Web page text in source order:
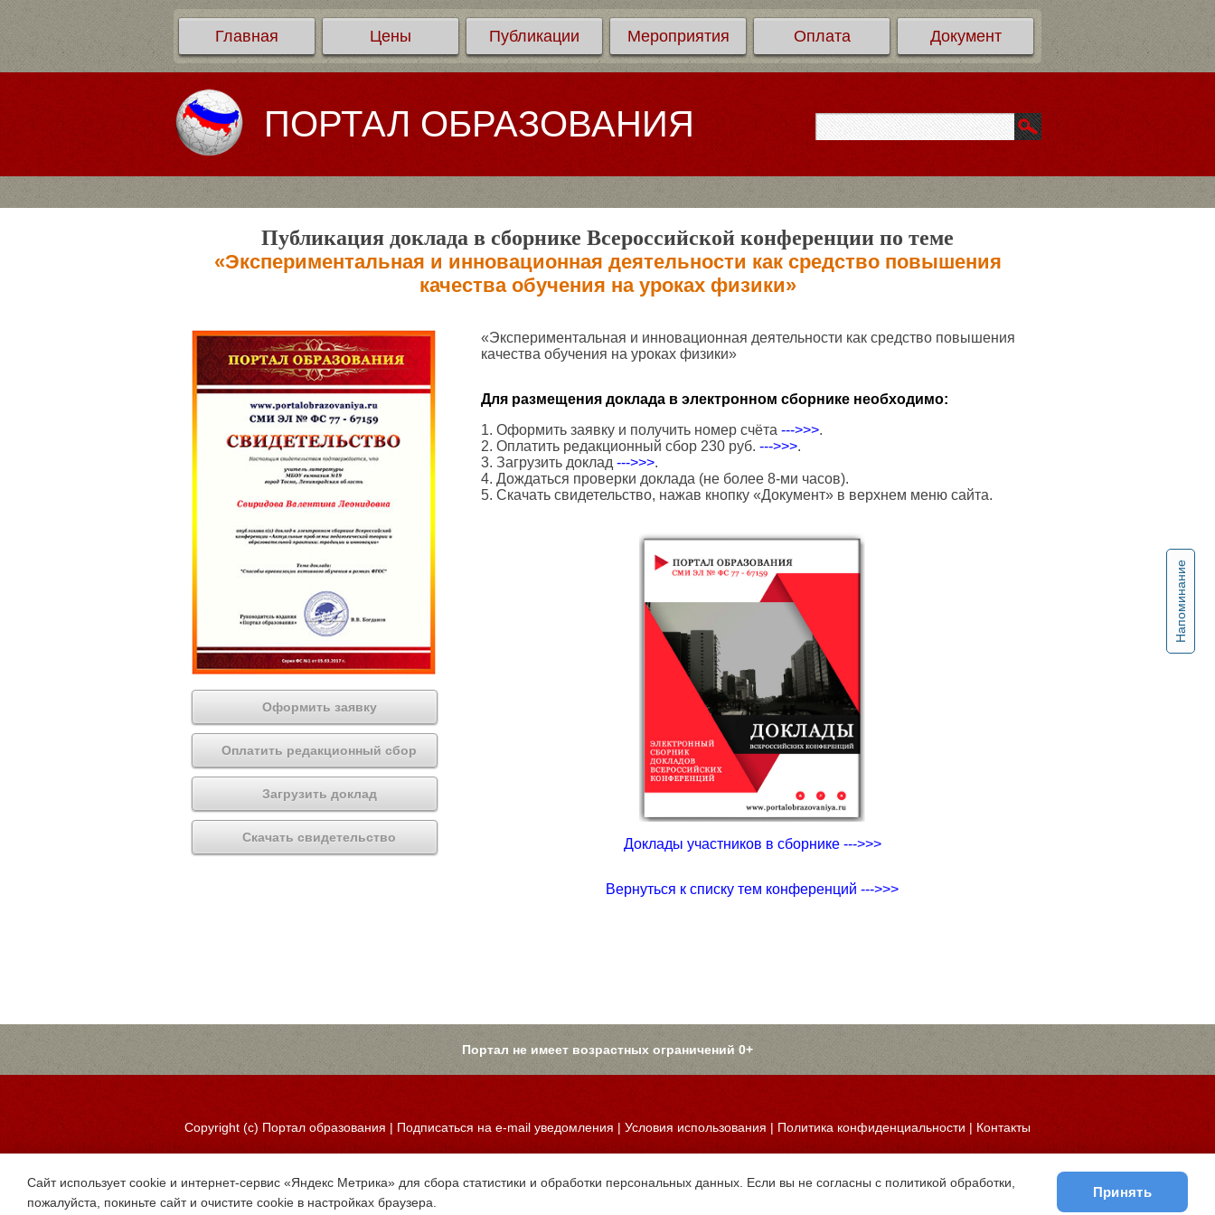
Главная Цены Публикации Мероприятия Оплата Документ
ПОРТАЛ ОБРАЗОВАНИЯ
Напоминание
Публикация доклада в сборнике Всероссийской конференции по теме
«Экспериментальная и инновационная деятельности как средство повышения
качества обучения на уроках физики»
Оформить заявку
Оплатить редакционный сбор
Загрузить доклад
Скачать свидетельство
«Экспериментальная и инновационная деятельности как средство повышения
качества обучения на уроках физики»
Для размещения доклада в электронном сборнике необходимо:
1. Оформить заявку и получить номер счёта --->>>.
2. Оплатить редакционный сбор 230 руб. --->>>.
3. Загрузить доклад --->>>.
4. Дождаться проверки доклада (не более 8-ми часов).
5. Скачать свидетельство, нажав кнопку «Документ» в верхнем меню сайта.
Доклады участников в сборнике --->>>
Вернуться к списку тем конференций --->>>
Портал не имеет возрастных ограничений 0+
Copyright (c) Портал образования | Подписаться на e-mail уведомления |Условия использования | Политика конфиденциальности| Контакты
Сайт использует cookie и интернет-сервис «Яндекс Метрика» для сбора статистики и обработки персональных данных. Если вы не согласны с политикой обработки,
пожалуйста, покиньте сайт и очистите cookie в настройках браузера.
Принять